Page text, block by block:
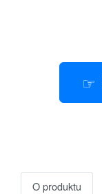
O produktu